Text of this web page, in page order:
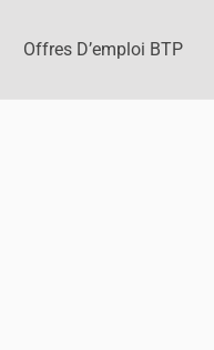
Offres D’emploi BTP